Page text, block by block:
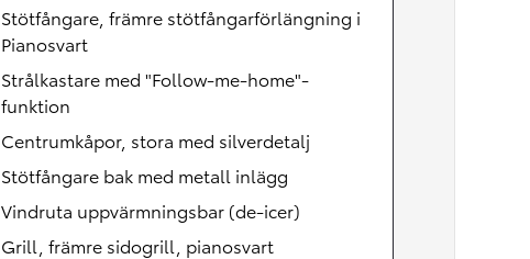
Stötfångare, främre stötfångarförlängning i
Pianosvart
Strålkastare med "Follow-me-home"-
funktion
Centrumkåpor, stora med silverdetalj
Stötfångare bak med metall inlägg
Vindruta uppvärmningsbar (de-icer)
Grill, främre sidogrill, pianosvart